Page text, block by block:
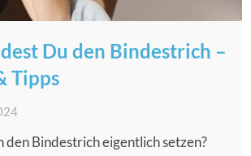
Du den Bindestrich –
Tipps
den Bindestrich eigentlich setzen?